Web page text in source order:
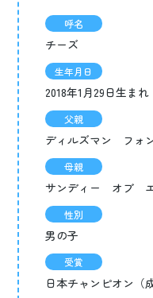
呼名
チーズ
生年月日
2018年1月29日生まれ
父親
ディルズマン フォ
母親
サンディー オブ エ
性別
男の子
受賞
日本チャンピオン（